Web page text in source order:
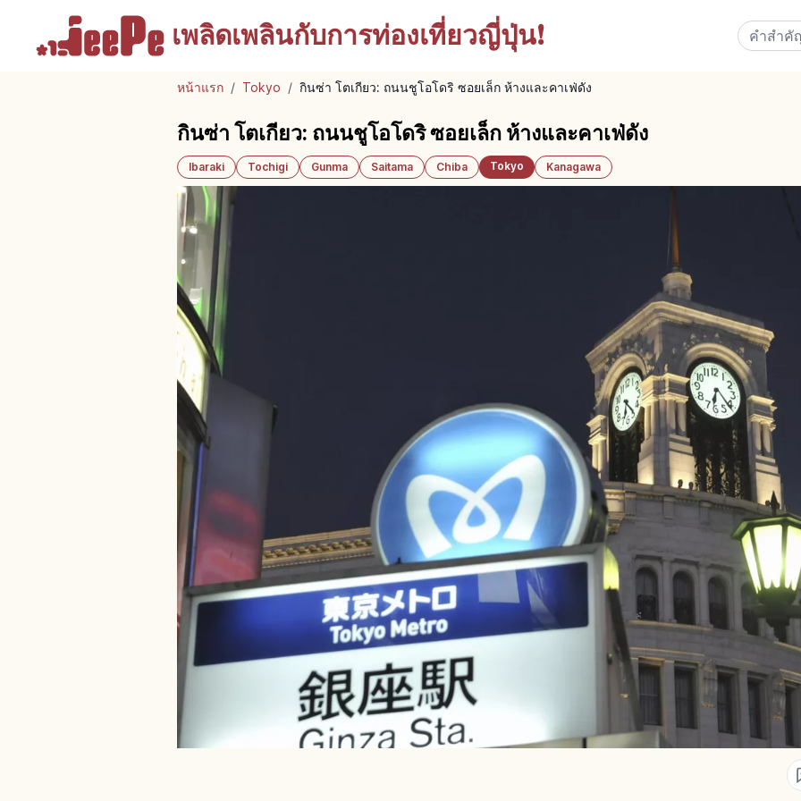
เพลิดเพลินกับการท่องเที่ยวญี่ปุ่น!
หน้าแรก / Tokyo / กินซ่า โตเกียว: ถนนชูโอโดริ ซอยเล็ก ห้างและคาเฟ่ดัง
กินซ่า โตเกียว: ถนนชูโอโดริ ซอยเล็ก ห้างและคาเฟ่ดัง
Ibaraki Tochigi Gunma Saitama Chiba Tokyo Kanagawa